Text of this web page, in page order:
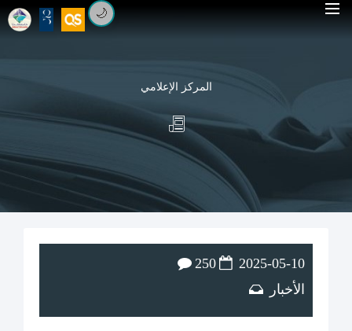
🌙
المركز الإعلامي
2025-05-10
الأخبار
250